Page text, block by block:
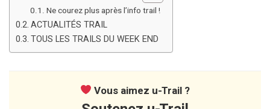
Ne courez plus après l’info trail !
ACTUALITÉS TRAIL
TOUS LES TRAILS DU WEEK END
Vous aimez u-Trail ?